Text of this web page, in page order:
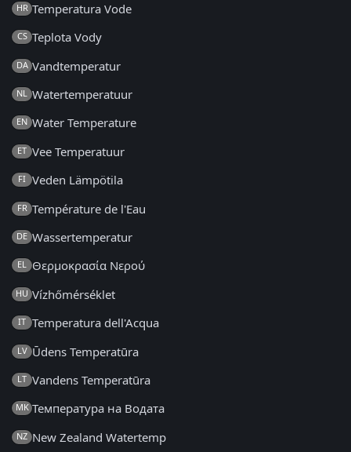
HR Temperatura Vode
CS Teplota Vody
DA Vandtemperatur
NL Watertemperatuur
EN Water Temperature
ET Vee Temperatuur
FI Veden Lämpötila
FR Température de l'Eau
DE Wassertemperatur
EL Θερμοκρασία Νερού
HU Vízhőmérséklet
IT Temperatura dell'Acqua
LV Ūdens Temperatūra
LT Vandens Temperatūra
MK Температура на Водата
NZ New Zealand Watertemp